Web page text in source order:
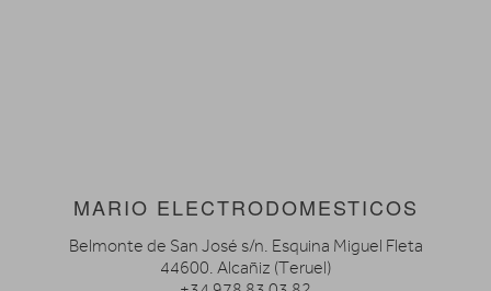
MARIO ELECTRODOMESTICOS
Belmonte de San José s/n. Esquina Miguel Fleta
44600. Alcañiz (Teruel)